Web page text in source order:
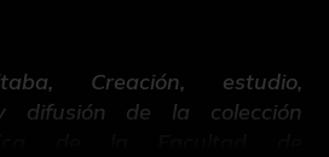
Creación, estudio,
difusión de la colección